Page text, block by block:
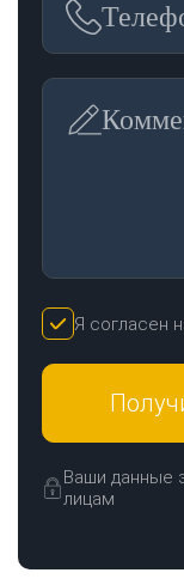
Я согласен
Ваши данные
лицам